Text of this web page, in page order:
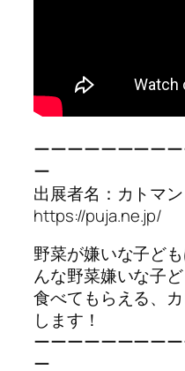
ーーーーーーーー
ー
出展者名：カトマ
https://puja.ne.jp/
野菜が嫌いな子ど
んな野菜嫌いな子
食べてもらえる、
します！
ーーーーーーーー
ー